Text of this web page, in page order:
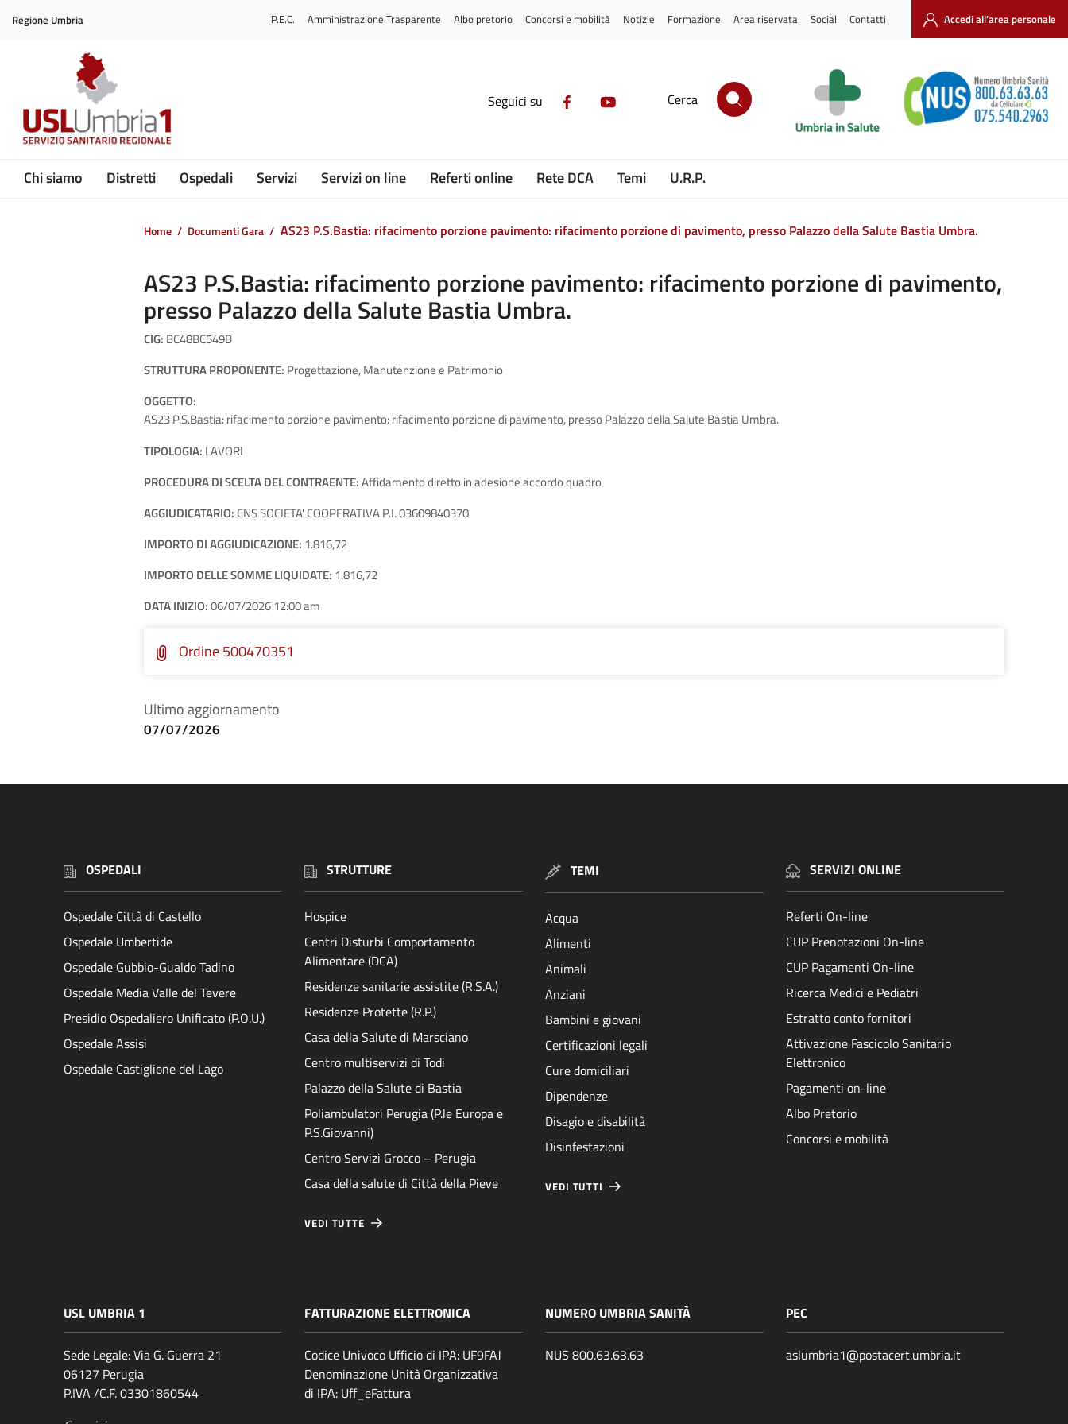
Vai al menu di navigazione
Vai al footer
Regione Umbria P.E.C. Amministrazione Trasparente Albo pretorio Concorsi e mobilità Notizie Formazione Area riservata Social Contatti Accedi all’area personale
Seguici su Cerca
Submenu
Chi siamo Distretti Ospedali Servizi Servizi on line Referti online Rete DCA Temi U.R.P.
Home / Documenti Gara / AS23 P.S.Bastia: rifacimento porzione pavimento: rifacimento porzione di pavimento, presso Palazzo della Salute Bastia Umbra.
AS23 P.S.Bastia: rifacimento porzione pavimento: rifacimento porzione di pavimento,
presso Palazzo della Salute Bastia Umbra.
CIG: BC48BC549B
STRUTTURA PROPONENTE: Progettazione, Manutenzione e Patrimonio
OGGETTO:
AS23 P.S.Bastia: rifacimento porzione pavimento: rifacimento porzione di pavimento, presso Palazzo della Salute Bastia Umbra.
TIPOLOGIA: LAVORI
PROCEDURA DI SCELTA DEL CONTRAENTE:Affidamento diretto in adesione accordo quadro
AGGIUDICATARIO: CNS SOCIETA' COOPERATIVA P.I. 03609840370
IMPORTO DI AGGIUDICAZIONE: 1.816,72
IMPORTO DELLE SOMME LIQUIDATE: 1.816,72
DATA INIZIO:06/07/2026 12:00 am
Ordine 500470351
Ultimo aggiornamento
07/07/2026
OSPEDALI
Ospedale Città di Castello
Ospedale Umbertide
Ospedale Gubbio-Gualdo Tadino
Ospedale Media Valle del Tevere
Presidio Ospedaliero Unificato (P.O.U.)
Ospedale Assisi
Ospedale Castiglione del Lago
STRUTTURE
Hospice
Centri Disturbi Comportamento
Alimentare (DCA)
Residenze sanitarie assistite (R.S.A.)
Residenze Protette (R.P.)
Casa della Salute di Marsciano
Centro multiservizi di Todi
Palazzo della Salute di Bastia
Poliambulatori Perugia (P.le Europa e
P.S.Giovanni)
Centro Servizi Grocco – Perugia
Casa della salute di Città della Pieve
VEDI TUTTE
TEMI
Acqua
Alimenti
Animali
Anziani
Bambini e giovani
Certificazioni legali
Cure domiciliari
Dipendenze
Disagio e disabilità
Disinfestazioni
VEDI TUTTI
SERVIZI ONLINE
Referti On-line
CUP Prenotazioni On-line
CUP Pagamenti On-line
Ricerca Medici e Pediatri
Estratto conto fornitori
Attivazione Fascicolo Sanitario
Elettronico
Pagamenti on-line
Albo Pretorio
Concorsi e mobilità
USL UMBRIA 1
Sede Legale: Via G. Guerra 21
06127 Perugia
P.IVA /C.F. 03301860544
FATTURAZIONE ELETTRONICA
Codice Univoco Ufficio di IPA: UF9FAJ
Denominazione Unità Organizzativa
di IPA: Uff_eFattura
NUMERO UMBRIA SANITÀ
NUS 800.63.63.63
PEC
aslumbria1@postacert.umbria.it